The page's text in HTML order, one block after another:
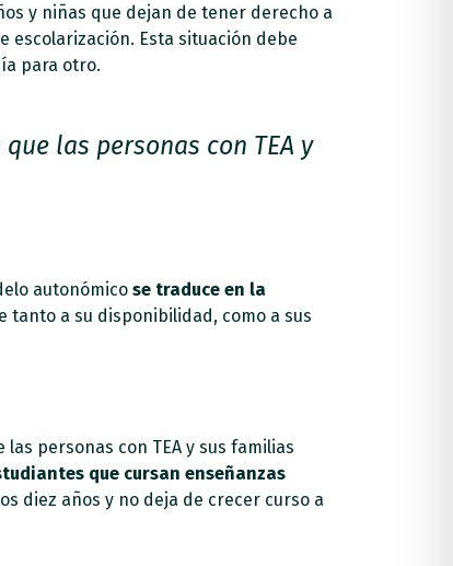
y niñas que dejan de tener derecho a
escolarización. Esta situación debe
para otro.
las personas con TEA y
autonómicose traduce en la
tanto a su disponibilidad, como a sus
personas con TEA y sus familias
que cursan enseñanzas
diez años y no deja de crecer curso a